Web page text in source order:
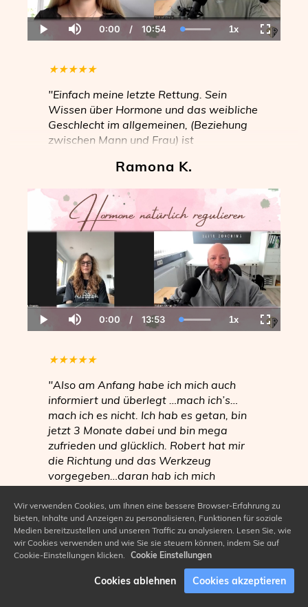
Play Mute
Current
Time
0:00 / Duration
10:54 Loaded :
100.00%
1xPlayback
Rate
★★★★★
"Einfach meine letzte Rettung. Sein
Wissen über Hormone und das weibliche
Geschlecht im allgemeinen, (Beziehung
zwischen Mann und Frau) ist
Jahren auf seine Fahne geschrieben und
Frauen zu helfen, wo die Ärzte einfach
versagen. Ich kann es jeder Frau nur aus
tiefster Überzeugung weiterempfehlen."
Ramona K.
Play Mute
Current
Time
0:00 / Duration
13:53 Loaded
:
100.00%
1xPlayback
Rate
★★★★★
"Also am Anfang habe ich mich auch
informiert und überlegt …mach ich’s…
mach ich es nicht. Ich hab es getan, bin
jetzt 3 Monate dabei und bin mega
zufrieden und glücklich. Robert hat mir
die Richtung und das Werkzeug
vorgegeben…daran hab ich mich
wird alles genau beleuchtet und dann
Maßnahmen ergriffen…ich kann’s zu
100% weiterempfehlen. Ihr seid top …
macht weiter so."
04. Oktober - Entschlüssle deine Hormone
und entfache die Kraft der Weiblichkeit
Wir verwenden Cookies, um Ihnen eine bessere Browser-Erfahrung zu
bieten, Inhalte und Anzeigen zu personalisieren, Funktionen für soziale
Medien bereitzustellen und unseren Traffic zu analysieren. Lesen Sie, wie
wir Cookies verwenden und wie Sie sie steuern können, indem Sie auf
Cookie-Einstellungen klicken. Cookie Einstellungen
Cookies ablehnen Cookies akzeptieren